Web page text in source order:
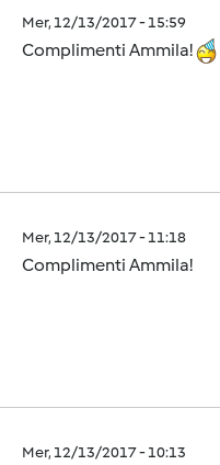
Mer, 12/13/2017 - 15:59
Complimenti Ammila!
Mer, 12/13/2017 - 11:18
Complimenti Ammila!
Mer, 12/13/2017 - 10:13